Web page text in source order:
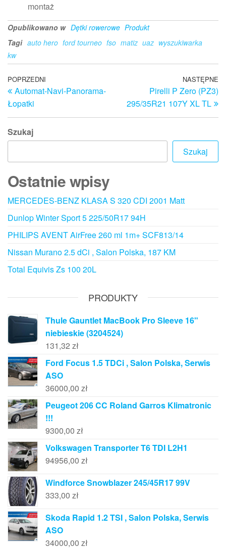
montaż
Opublikowano w Dętki rowerowe Produkt
Tagi auto hero ford tourneo fso matiz uaz wyszukiwarka
kw
Nawigacja
wpisu
Poprzedni
wpis
POPRZEDNI
Automat-Navi-Panorama-
Łopatki
NASTĘPNE
Pirelli P Zero (PZ3)
295/35R21 107Y XL TL
Szukaj
Szukaj
Ostatnie wpisy
MERCEDES-BENZ KLASA S 320 CDI 2001 Matt
Dunlop Winter Sport 5 225/50R17 94H
PHILIPS AVENT AirFree 260 ml 1m+ SCF813/14
Nissan Murano 2.5 dCi , Salon Polska, 187 KM
Total Equivis Zs 100 20L
PRODUKTY
Thule Gauntlet MacBook Pro Sleeve 16"
niebieskie (3204524)
131,32 zł
Ford Focus 1.5 TDCi , Salon Polska, Serwis
ASO
36000,00 zł
Peugeot 206 CC Roland Garros Klimatronic
!!!
9300,00 zł
Volkswagen Transporter T6 TDI L2H1
94956,00 zł
Windforce Snowblazer 245/45R17 99V
333,00 zł
Skoda Rapid 1.2 TSI , Salon Polska, Serwis
ASO
34000,00 zł